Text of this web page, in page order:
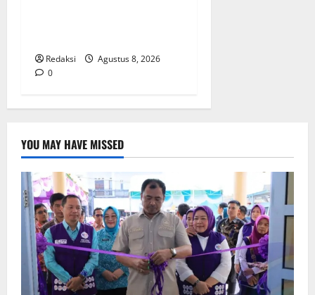
Redaksi
Agustus 8, 2026
0
YOU MAY HAVE MISSED